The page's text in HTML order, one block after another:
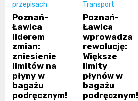
przepisach
Poznań-
Ławica
liderem
zmian:
zniesienie
limitów na
płyny w
bagażu
podręcznym!
Transport
Poznań-
Ławica
wprowadza
rewolucję:
Większe
limity
płynów w
bagażu
podręcznym!